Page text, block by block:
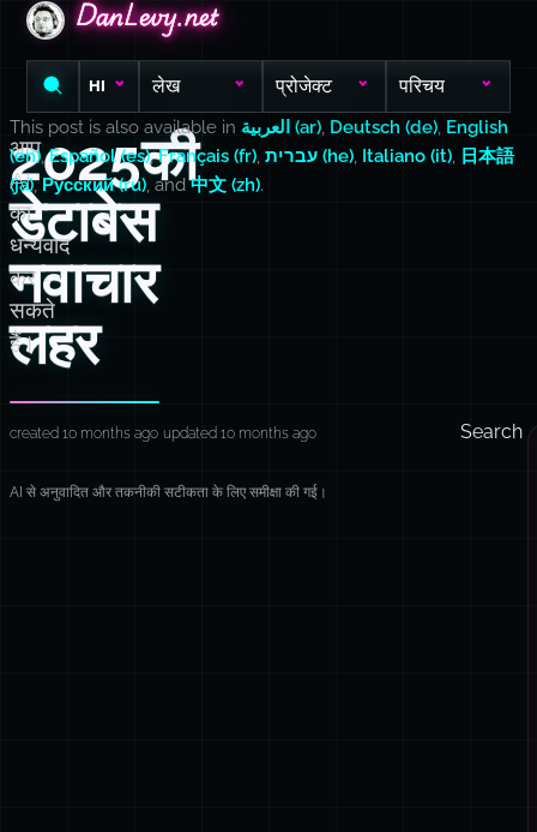
DanLevy.net
DanLevy.net
DanLevy.net
HI लेख प्रोजेक्ट परिचय
2025की
डेटाबेस
नवाचार
लहर
आप
AI
का
धन्यवाद
कर
सकते
हैं।
This post is also available in العربية (ar), Deutsch (de), English
(en),Español (es),Français (fr), עברית (he), Italiano (it), 日本語
(ja),Русский (ru), and中文 (zh).
created 10 months ago updated 10 months ago Search
AI से अनुवादित और तकनीकी सटीकता के लिए समीक्षा की गई।